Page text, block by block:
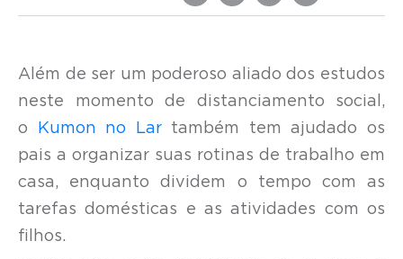
Além de ser um poderoso aliado dos estudos
neste momento de distanciamento social,
o
Kumon no Lar também tem ajudado os
pais a organizar suas rotinas de trabalho em
casa, enquanto dividem o tempo com as
tarefas domésticas e as atividades com os
filhos.